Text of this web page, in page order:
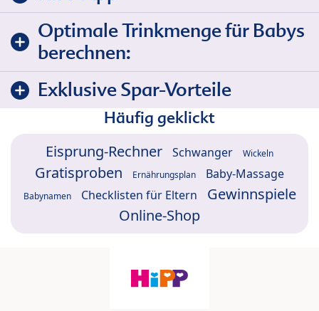
Optimale Trinkmenge für Babys
berechnen:
Exklusive Spar-Vorteile
Häufig geklickt
Eisprung-Rechner Schwanger Wickeln
Gratisproben Ernährungsplan Baby-Massage
Babynamen Checklisten für Eltern
Gewinnspiele
Online-Shop